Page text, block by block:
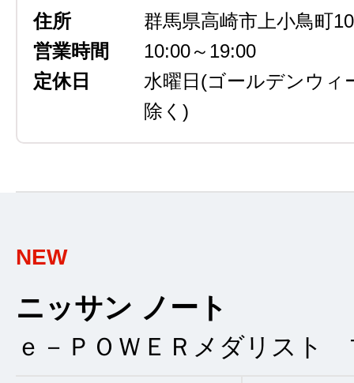
住所
群馬県高崎市上小鳥町
営業時間
10:00～19:00
定休日
水曜日 (ゴールデンウィ
除く)
NEW
ニッサン ノート
ｅ－ＰＯＷＥＲメダリスト